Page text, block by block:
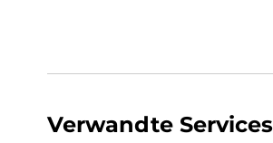
Verwandte Services